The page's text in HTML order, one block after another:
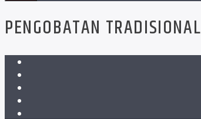
PENGOBATAN TRADISIONAL